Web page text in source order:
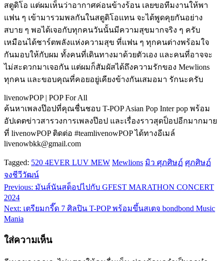
สตูดิโอ แต่ผมเห็นว่าอากาศค่อนข้างร้อน เลยขอทีมงานให้พา
แฟน ๆ เข้ามารวมพลกันในสตูดิโอแทน จะได้พูดคุยกันอย่าง
สบาย ๆ พอได้เจอกับทุกคนวันนั้นมีความสุขมากจริง ๆ ครับ
เหมือนได้ชาร์ตพลังแห่งความสุข ที่แฟน ๆ ทุกคนต่างพร้อมใจ
กันมอบให้กับผม ทั้งคนที่เดินทางมาด้วยตัวเอง และคนที่อาจจะ
ไม่สะดวกมาเจอกัน แต่ผมก็สัมผัสได้ถึงความรักของ Mewlions
ทุกคน และขอบคุณที่คอยอยู่เคียงข้างกันเสมอมา รักนะครับ
livenowPOP | POP For All
ค้นหาเพลงป๊อปที่คุณชื่นชอบ T-POP Asian Pop Inter pop พร้อม
อัปเดตข่าวสารวงการเพลงป๊อป และเรื่องราวสุดป็อปอีกมากมาย
ที่ livenowPOP ติดต่อ #teamlivenowPOP ได้ทางอีเมล์
livenowbkk@gmail.com
Tagged: 520 4EVER LUV MEW Mewlions มิว ศุภศิษฏ์ ศุภศิษฏ์
จงชีวีวัฒน์
แนะแนว
เรื่อง
Previous: มันส์นันสต็อปไปกับ GFEST MARATHON CONCERT
2024
Next: เตรียมกรี๊ด 7 ศิลปิน T-POP พร้อมขึ้นสเตจ bondbond Music
Mania
ใส่ความเห็น